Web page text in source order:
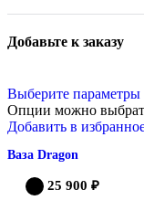
Добавьте к заказу
Выберите параметры
Опции можно
Добавить в
Ваза Dragon
25 900 ₽